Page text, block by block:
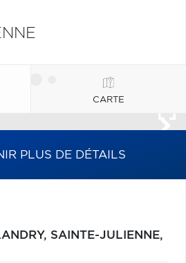
CARTE
PLUS DE DÉTAILS
SAINTE-JULIENNE,